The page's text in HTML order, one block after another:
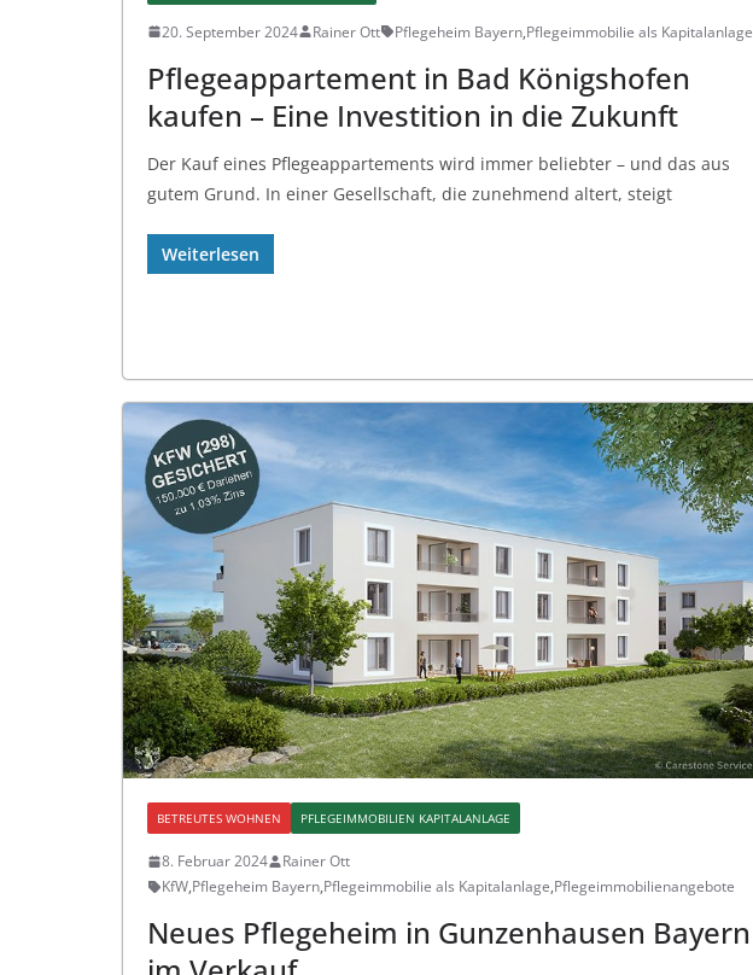
20. September 2024 Rainer Ott Pflegeheim Bayern,Pflegeimmobilie als Kapitalanlage
Pflegeappartement in Bad Königshofen
kaufen – Eine Investition in die Zukunft
Der Kauf eines Pflegeappartements wird immer beliebter – und das aus
gutem Grund. In einer Gesellschaft, die zunehmend altert, steigt
Weiterlesen
BETREUTES WOHNEN PFLEGEIMMOBILIEN KAPITALANLAGE
8. Februar 2024
Rainer Ott
KfW,Pflegeheim Bayern,Pflegeimmobilie als Kapitalanlage,Pflegeimmobilienangebote
Neues Pflegeheim in Gunzenhausen Bayern